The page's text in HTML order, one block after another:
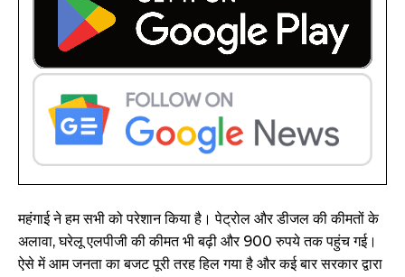
महंगाई ने हम सभी को परेशान किया है। पेट्रोल और डीजल की कीमतों के
अलावा, घरेलू एलपीजी की कीमत भी बढ़ी और 900 रुपये तक पहुंच गई।
ऐसे में आम जनता का बजट पूरी तरह हिल गया है और कई बार सरकार द्वारा